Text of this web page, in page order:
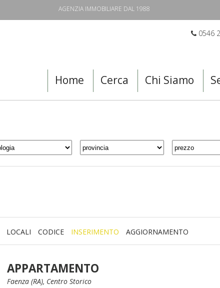
AGENZIA IMMOBILIARE DAL 1988
0546
Home Cerca Chi Siamo
LOCALI CODICE INSERIMENTO AGGIORNAMENTO
APPARTAMENTO
Faenza (RA), Centro Storico